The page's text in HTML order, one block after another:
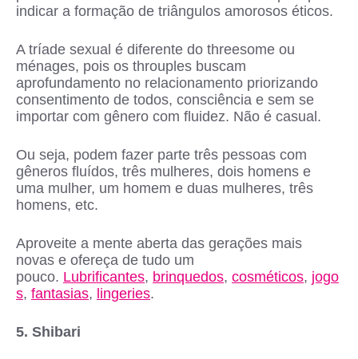
indicar a formação de triângulos amorosos éticos.
A tríade sexual é diferente do threesome ou
ménages, pois os throuples buscam
aprofundamento no relacionamento priorizando
consentimento de todos, consciência e sem se
importar com gênero com fluidez. Não é casual.
Ou seja, podem fazer parte três pessoas com
gêneros fluídos, três mulheres, dois homens e
uma mulher, um homem e duas mulheres, três
homens, etc.
Aproveite a mente aberta das gerações mais
novas e ofereça de tudo um
pouco. Lubrificantes, brinquedos, cosméticos, jogo
s, fantasias, lingeries.
5. Shibari